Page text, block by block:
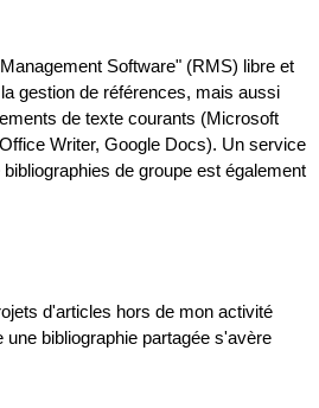
Software" (RMS) libre et
gestion de références, mais aussi
de texte courants (Microsoft
Writer, Google Docs). Un service
de groupe est également
d'articles hors de mon activité
une bibliographie partagée s'avère